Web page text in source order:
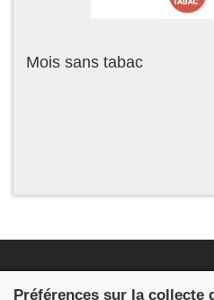
Mois sans tabac
Préférences sur la collecte